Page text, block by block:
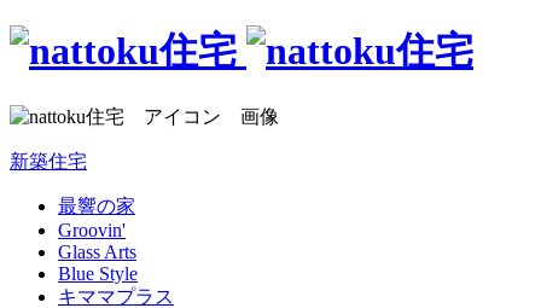
新築住宅
最響の家
Groovin'
Glass Arts
Blue Style
キママプラス